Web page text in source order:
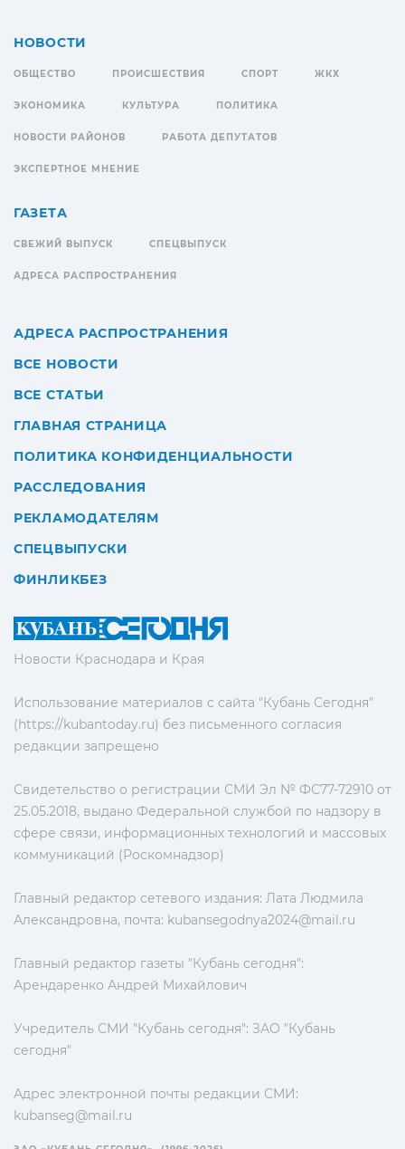
Новости Краснодара и Края
Использование материалов с сайта "Кубань Сегодня"
(https://kubantoday.ru) без письменного согласия
редакции запрещено
Свидетельство о регистрации СМИ Эл № ФС77-72910 от
25.05.2018, выдано Федеральной службой по надзору в
сфере связи, информационных технологий и массовых
коммуникаций (Роскомнадзор)
Главный редактор сетевого издания: Лата Людмила
Александровна, почта: kubansegodnya2024@mail.ru
Главный редактор газеты "Кубань сегодня":
Арендаренко Андрей Михайлович
Учредитель СМИ "Кубань сегодня": ЗАО "Кубань
сегодня"
Адрес электронной почты редакции СМИ:
kubanseg@mail.ru
НОВОСТИ
ОБЩЕСТВО ПРОИСШЕСТВИЯ СПОРТ ЖКХ
ЭКОНОМИКА КУЛЬТУРА ПОЛИТИКА
НОВОСТИ РАЙОНОВ РАБОТА ДЕПУТАТОВ
ЭКСПЕРТНОЕ МНЕНИЕ
ГАЗЕТА
СВЕЖИЙ ВЫПУСК СПЕЦВЫПУСК
АДРЕСА РАСПРОСТРАНЕНИЯ
АДРЕСА РАСПРОСТРАНЕНИЯ
ВСЕ НОВОСТИ
ВСЕ СТАТЬИ
ГЛАВНАЯ СТРАНИЦА
ПОЛИТИКА КОНФИДЕНЦИАЛЬНОСТИ
РАССЛЕДОВАНИЯ
РЕКЛАМОДАТЕЛЯМ
СПЕЦВЫПУСКИ
ФИНЛИКБЕЗ